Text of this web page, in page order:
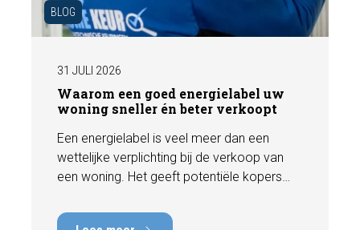
BLOG
31 JULI 2026
Waarom een goed energielabel uw
woning sneller én beter verkoopt
Een energielabel is veel meer dan een
wettelijke verplichting bij de verkoop van
een woning. Het geeft potentiële kopers
woning en kan een positieve invloed